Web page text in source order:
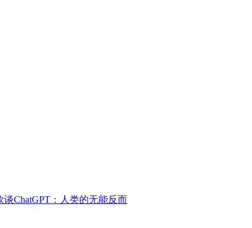
谈ChatGPT：人类的无能反而